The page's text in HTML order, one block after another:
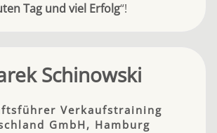
Tag und viel Erfolg“!
Schinowski
Verkaufstraining
GmbH, Hamburg